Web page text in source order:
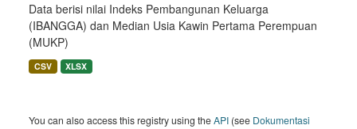
Data berisi nilai Indeks Pembangunan Keluarga
(IBANGGA) dan Median Usia Kawin Pertama Perempuan
(MUKP)
CSV XLSX
You can also access this registry using theAPI (see Dokumentasi